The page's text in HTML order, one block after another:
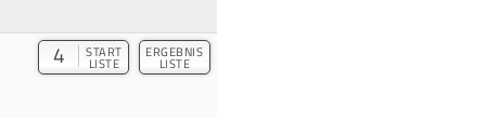
4 START
LISTE
ERGEBNIS
LISTE